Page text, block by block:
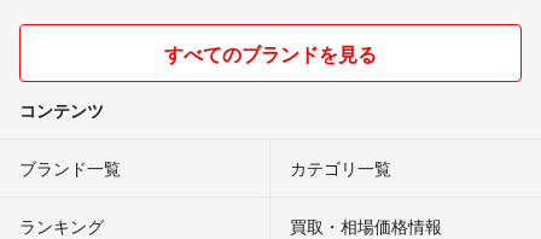
すべてのブランドを見る
コンテンツ
ブランド一覧 カテゴリ一覧
ランキング 買取・相場価格情報